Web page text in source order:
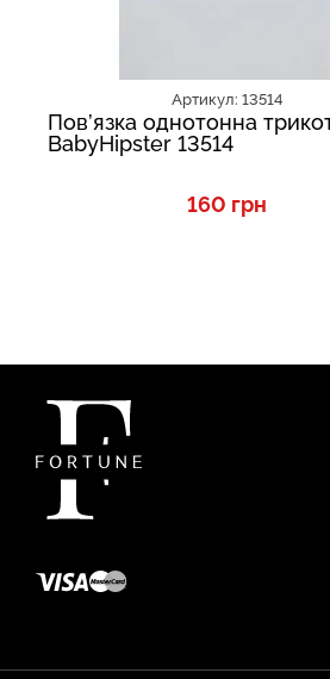
Артикул: 13514
Пов’язка однотонна
BabyHipster 13514
160 грн